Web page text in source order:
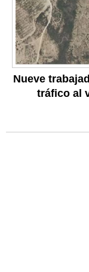
Nueve
tráfico al